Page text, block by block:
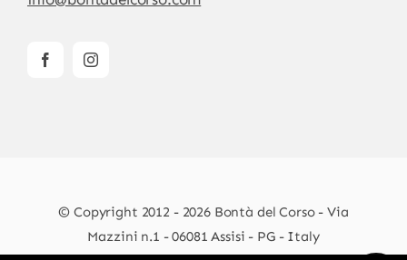
© Copyright 2012 - 2026 Bontà del Corso - Via
Mazzini n.1 - 06081 Assisi - PG - Italy